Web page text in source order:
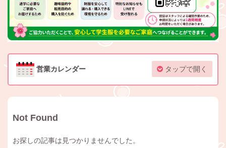
営業カレンダー タップで開く
Not Found
お探しの記事は見つかりませんでした。